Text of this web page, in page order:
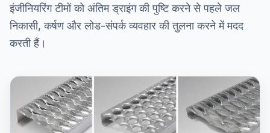
इंजीनियरिंग टीमों को अंतिम ड्राइंग की पुष्टि करने से पहले जल
निकासी, कर्षण और लोड-संपर्क व्यवहार की तुलना करने में मदद
करती हैं।